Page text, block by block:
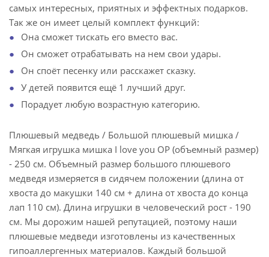
самых интересных, приятных и эффектных подарков.
Так же он имеет целый комплект функций:
Она сможет тискать его вместо вас.
Он сможет отрабатывать на нем свои удары.
Он споёт песенку или расскажет сказку.
У детей появится ещё 1 лучший друг.
Порадует любую возрастную категорию.
Плюшевый медведь / Большой плюшевый мишка /
Мягкая игрушка мишка I love you ОР (объемный размер)
- 250 см. Объемный размер большого плюшевого
медведя измеряется в сидячем положении (длина от
хвоста до макушки 140 см + длина от хвоста до конца
лап 110 см). Длина игрушки в человеческий рост - 190
см. Мы дорожим нашей репутацией, поэтому наши
плюшевые медведи изготовлены из качественных
гипоаллергенных материалов. Каждый большой